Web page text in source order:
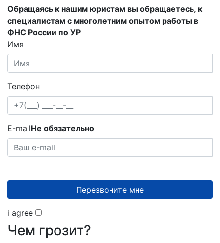
Обращаясь к нашим юристам вы обращаетесь, к
специалистам с многолетним опытом работы в
ФНС России по УР
Имя
Телефон
E-mailНе обязательно
Перезвоните мне
i agree
Чем грозит?